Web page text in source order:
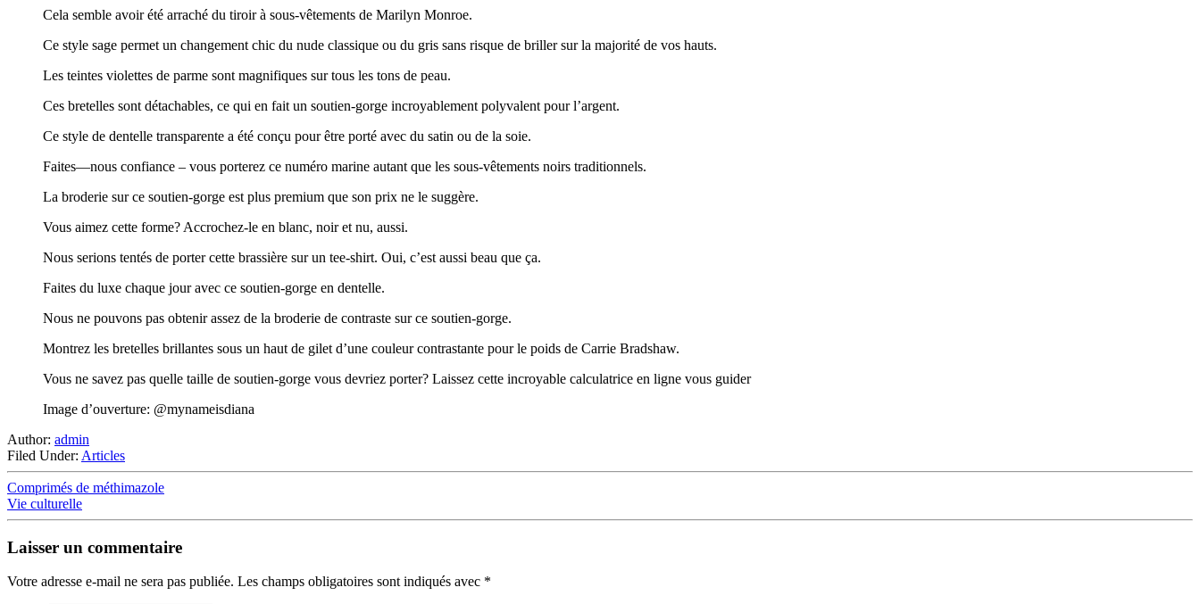
Cela semble avoir été arraché du tiroir à sous-vêtements de Marilyn Monroe.
Ce style sage permet un changement chic du nude classique ou du gris sans risque de briller sur la majorité de vos hauts.
Les teintes violettes de parme sont magnifiques sur tous les tons de peau.
Ces bretelles sont détachables, ce qui en fait un soutien-gorge incroyablement polyvalent pour l’argent.
Ce style de dentelle transparente a été conçu pour être porté avec du satin ou de la soie.
Faites—nous confiance – vous porterez ce numéro marine autant que les sous-vêtements noirs traditionnels.
La broderie sur ce soutien-gorge est plus premium que son prix ne le suggère.
Vous aimez cette forme? Accrochez-le en blanc, noir et nu, aussi.
Nous serions tentés de porter cette brassière sur un tee-shirt. Oui, c’est aussi beau que ça.
Faites du luxe chaque jour avec ce soutien-gorge en dentelle.
Nous ne pouvons pas obtenir assez de la broderie de contraste sur ce soutien-gorge.
Montrez les bretelles brillantes sous un haut de gilet d’une couleur contrastante pour le poids de Carrie Bradshaw.
Vous ne savez pas quelle taille de soutien-gorge vous devriez porter? Laissez cette incroyable calculatrice en ligne vous guider
Image d’ouverture: @mynameisdiana
Author: admin
Filed Under: Articles
Comprimés de méthimazole
Vie culturelle
Laisser un commentaire
Votre adresse e-mail ne sera pas publiée. Les champs obligatoires sont indiqués avec *